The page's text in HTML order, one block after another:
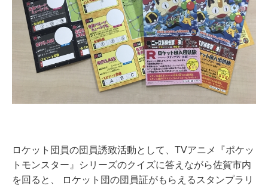
ロケット団員の団員誘致活動として、TVアニメ『ポケッ
トモンスター』シリーズのクイズに答えながら佐賀市内
を回ると、 ロケット団の団員証がもらえるスタンプラリ